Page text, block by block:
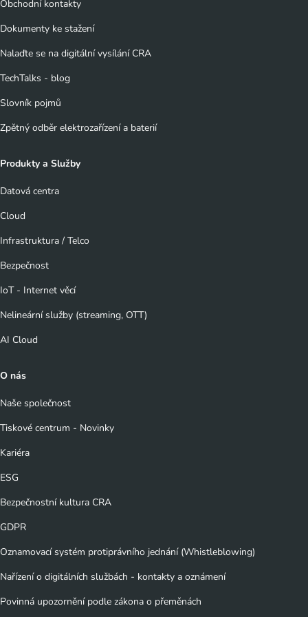
Obchodní kontakty
Dokumenty ke stažení
Nalaďte se na digitální vysílání CRA
TechTalks - blog
Slovník pojmů
Zpětný odběr elektrozařízení a baterií
Produkty a Služby
Datová centra
Cloud
Infrastruktura / Telco
Bezpečnost
IoT - Internet věcí
Nelineární služby (streaming, OTT)
AI Cloud
O nás
Naše společnost
Tiskové centrum - Novinky
Kariéra
ESG
Bezpečnostní kultura CRA
GDPR
Oznamovací systém protiprávního jednání (Whistleblowing)
Nařízení o digitálních službách - kontakty a oznámení
Povinná upozornění podle zákona o přeměnách